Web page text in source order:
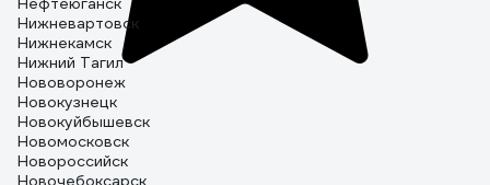
Нижневартовск
Нижнекамск
Нижний Тагил
Нововоронеж
Новокузнецк
Новокуйбышевск
Новомосковск
Новороссийск
Новочебоксарск